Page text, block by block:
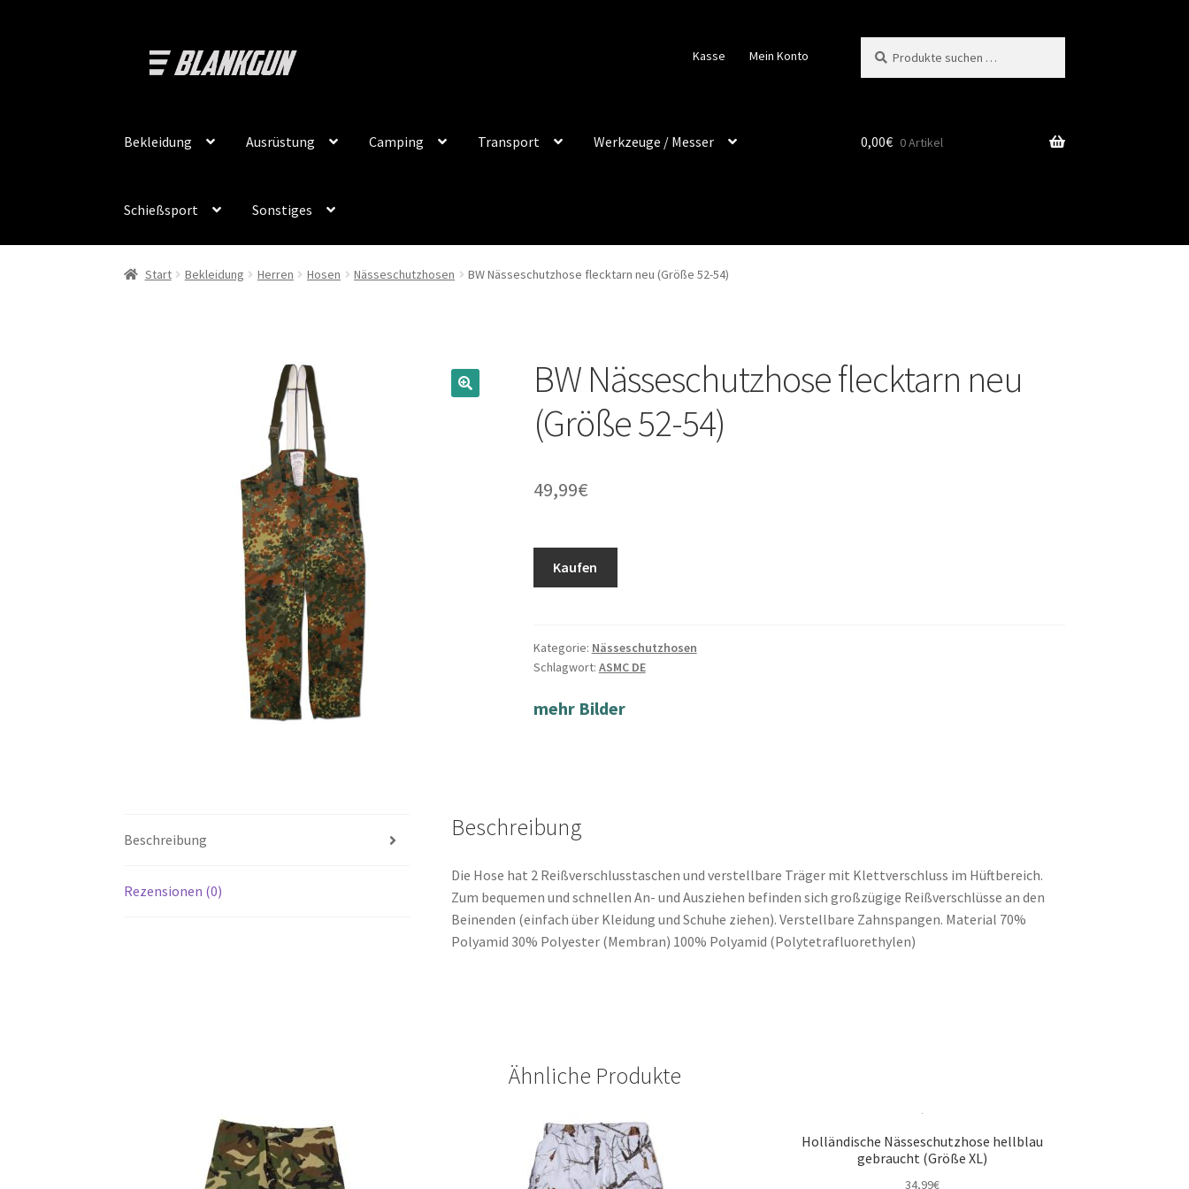
Navigation
Zum
Inhalt
Kasse Mein Konto
nach:
Bekleidung Ausrüstung Camping Transport Werkzeuge / Messer
Schießsport Sonstiges
0,00€ 0 Artikel
Start Bekleidung Herren Hosen Nässeschutzhosen BW Nässeschutzhose flecktarn neu (Größe 52-54)
BW Nässeschutzhose flecktarn neu
(Größe 52-54)
49,99€
Kaufen
Kategorie: Nässeschutzhosen
Schlagwort: ASMC DE
mehr Bilder
Beschreibung
Rezensionen (0)
Beschreibung
Die Hose hat 2 Reißverschlusstaschen und verstellbare Träger mit Klettverschluss im Hüftbereich.
Zum bequemen und schnellen An- und Ausziehen befinden sich großzügige Reißverschlüsse an den
Beinenden (einfach über Kleidung und Schuhe ziehen). Verstellbare Zahnspangen. Material 70%
Polyamid 30% Polyester (Membran) 100% Polyamid (Polytetrafluorethylen)
Ähnliche Produkte
Holländische Nässeschutzhose hellblau
gebraucht (Größe XL)
34,99€